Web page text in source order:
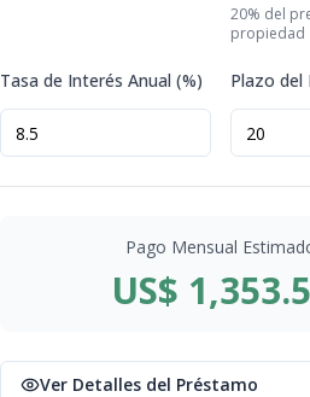
20% del
propiedad
Tasa de Interés Anual (%) Plazo del
Pago Mensual
US$
Ver Detalles del Préstamo